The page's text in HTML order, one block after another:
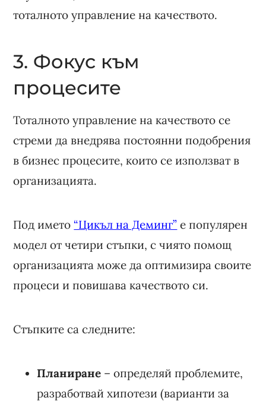
тоталното управление на качеството.
3. Фокус към
процесите
Тоталното управление на качеството се
стреми да внедрява постоянни подобрения
в бизнес процесите, които се използват в
организацията.
Под името “Цикъл на Деминг” е популярен
модел от четири стъпки, с чиято помощ
организацията може да оптимизира своите
процеси и повишава качеството си.
Стъпките са следните:
Планиране – определяй проблемите,
разработвай хипотези (варианти за